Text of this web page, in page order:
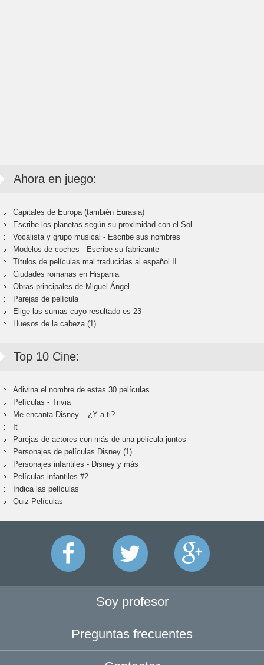
Ahora en juego:
Capitales de Europa (también Eurasia)
Escribe los planetas según su proximidad con el Sol
Vocalista y grupo musical - Escribe sus nombres
Modelos de coches - Escribe su fabricante
Títulos de películas mal traducidas al español II
Ciudades romanas en Hispania
Obras principales de Miguel Ángel
Parejas de película
Elige las sumas cuyo resultado es 23
Huesos de la cabeza (1)
Top 10 Cine:
Adivina el nombre de estas 30 películas
Películas - Trivia
Me encanta Disney... ¿Y a ti?
It
Parejas de actores con más de una película juntos
Personajes de películas Disney (1)
Personajes infantiles - Disney y más
Películas infantiles #2
Indica las películas
Quiz Películas
Soy profesor
Preguntas frecuentes